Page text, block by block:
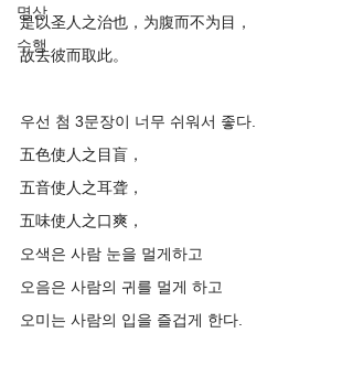
명상
수행
是以圣人之治也，为腹而不为目，
故去彼而取此。
우선 첨 3문장이 너무 쉬워서 좋다.
五色使人之目盲，
五音使人之耳聋，
五味使人之口爽，
오색은 사람 눈을 멀게하고
오음은 사람의 귀를 멀게 하고
오미는 사람의 입을 즐겁게 한다.